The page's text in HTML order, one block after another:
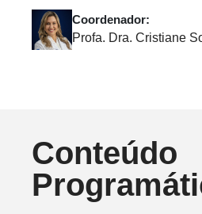
Coordenador:
Profa. Dra. Cristiane
Conteúdo